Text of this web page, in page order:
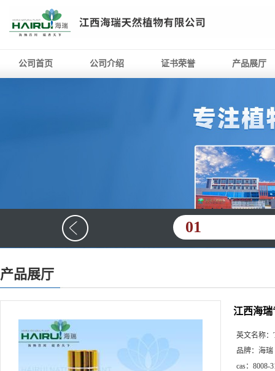
公司首页 公司介绍 证书荣誉 产品展厅
01
产品展厅
江西海瑞
英文名称：
品牌： 海瑞
cas： 8008-